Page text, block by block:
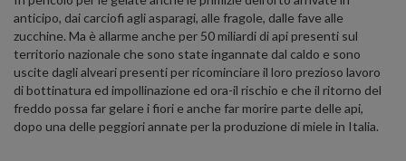
anticipo, dai carciofi agli asparagi, alle fragole, dalle fave alle
zucchine. Ma è allarme anche per 50 miliardi di api presenti sul
territorio nazionale che sono state ingannate dal caldo e sono
uscite dagli alveari presenti per ricominciare il loro prezioso lavoro
di bottinatura ed impollinazione ed ora-il rischio e che il ritorno del
freddo possa far gelare i fiori e anche far morire parte delle api,
dopo una delle peggiori annate per la produzione di miele in Italia.